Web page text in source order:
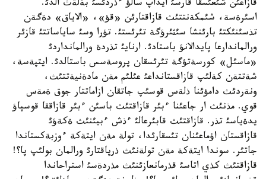
قازاعئن شئعئسقا قارسئ ايداپ سالؤ ءذردئسئ بةلةث الدئ.
اسئرةسة، شئمكةنتتئث قازاقتارئن «قؤ»، «الاياق» دةگةن
تذسئنئكتئ بارئنشا سئثئرؤگة تئرئستئ. تؤرا وسئ ساياساتتئ قازئر
ورالماندارعا پايدالانؤ باستادئ. ارنايئ تذردة ورالمانداردئ
«ماسئل» كورسةتؤگة تئرئسقان پروسةسس باستالدئ. ايتپةسة،
شةتتةن كةلئپ قازاقستانداعئ عئلئم مةن مادةنيةتتئث،
ونةردئث دامؤئنا ذلةس قوسئپ جاتقان ازاماتتار جوق ةمةس
قوي. مذنئث ار جاعئنا ءبئر قازاقتئث باسئن ءبئر قازاققا قوسپاؤ
يدةياسئ تذر. قازاقتئث قابئرعالئ ءذش ءبيئنئث ةكةؤئ
قازاقستان اؤماعئنان تئسقارئدا، تولة مةن ايتةكة ءوزبةكستاندا
جاتئر. سوندا ايتةكة مةن تولةنئث ذرپاقتارئ ورالمان بولئپ پا؟!
قازاقتئث كذي اتاسئ قذرمانعازئنئث مذردةسئ استراحاندا